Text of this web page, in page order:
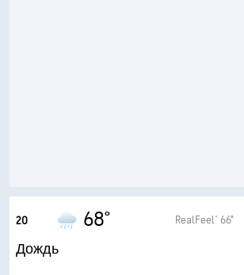
Видимость
Высота облаков
20 68° RealFeel® 66°
Дождь